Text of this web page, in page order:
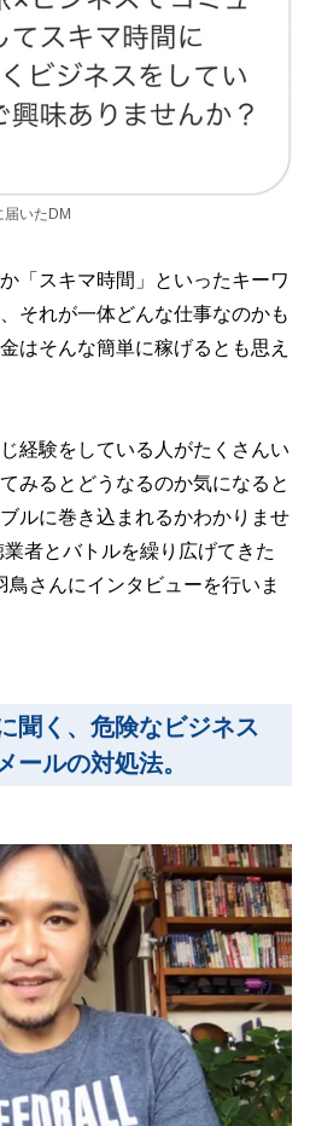
届いたDM
「スキマ時間」といったキーワ
それが一体どんな仕事なのかも
はそんな簡単に稼げるとも思え
経験をしている人がたくさんい
みるとどうなるのか気になると
ルに巻き込まれるかわかりませ
者とバトルを繰り広げてきた
さんにインタビューを行いま
聞く、危険なビジネス
ールの対処法。